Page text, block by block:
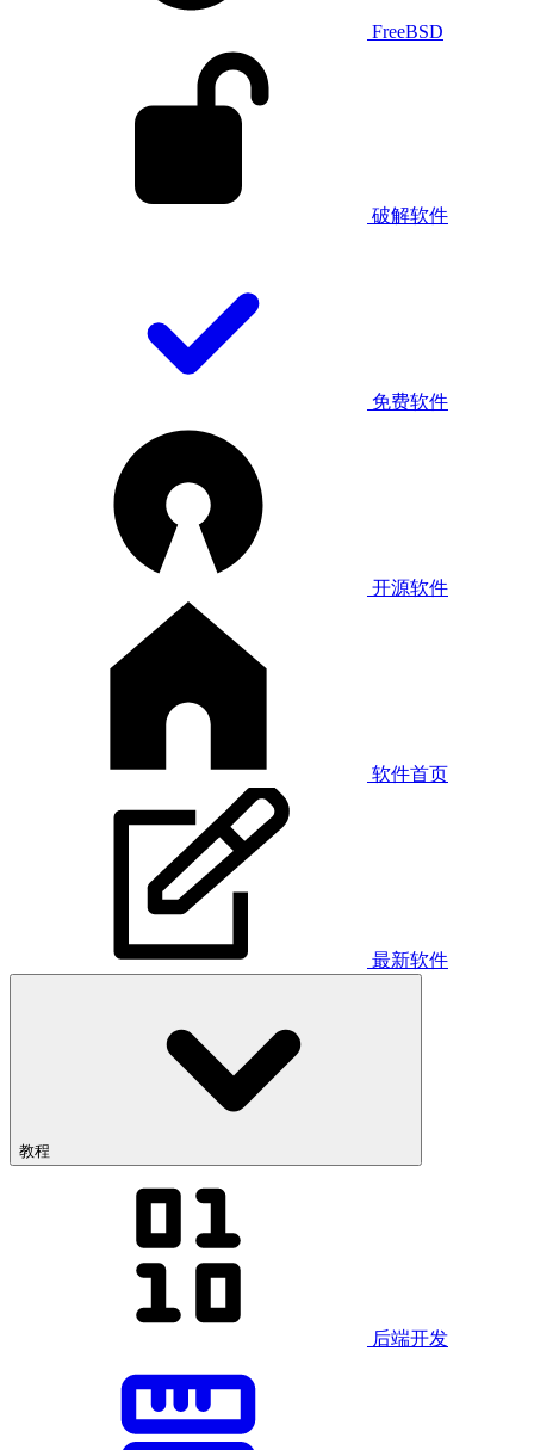
FreeBSD
破解软件
免费软件
开源软件
软件首页
最新软件
教程
后端开发